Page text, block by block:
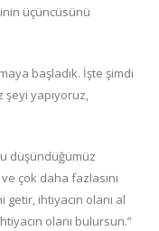
üçüncüsünü
başladık. İşte şimdi
şeyi yapıyoruz,
düşündüğümüz
ve çok daha fazlasını
ihtiyacın olanı al
olanı bulursun.”